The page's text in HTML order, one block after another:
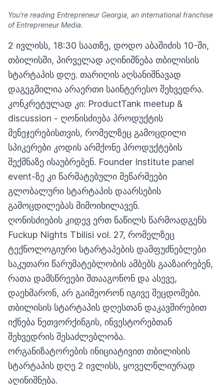
You're reading Entrepreneur Georgia, an international franchise
of Entrepreneur Media.
2 ივლისს, 18:30 საათზე, დოდო აბაშიძის 10-ში,
თბილისში, პირველად აღინიშნება თბილისის
სტარტაპის დღე. თარიღის აღსანიშნავად
დაგეგმილია არაერთი საინტერესო შეხვედრა.
კონკრეტულად კი: ProductTank meetup &
discussion - ღონისძიება პროდუქტის
მენეჯერებისთვის, რომელზეც გამოცდილი
სპიკერები კოდის არმქონე პროდუქტების
შექმნაზე ისაუბრებენ. Founder Institute panel
event-ზე კი წარმატებული მეწარმეები
გლობალური სტარტაპის დაარსების
გამოცდილებას მიმოიხილავენ.
ღონისძიების კიდევ ერთ ნაწილს წარმოადგენს
Fuckup Nights Tbilisi vol. 27, რომელზეც
ტექნოლოგიური სტარტაპების დამფუძნებლები
საკუთარი წარუმატებლობის ამბებს გააზაირებენ,
რათა დამსწრეები შთააგონონ და ასევე,
დაეხმარონ, არ გაიმეორონ იგივე შეცდომები.
თბილისის სტარტაპის დღესთან დაკავშირებით
იქნება ნეთვორქინგის, ინვესტორებთან
შეხვედრის შესაძლებლობა.
ორგანიზატორების ინიციატივით თბილისის
სტარტაპის დღე 2 ივლისს, ყოველწლიურად
აღინიშნება.